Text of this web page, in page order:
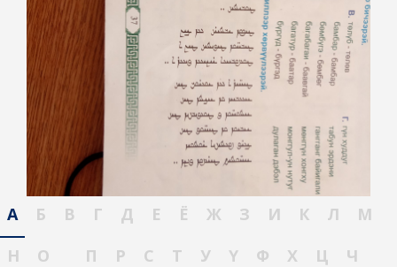
А Б В Г Д Е Ё Ж З И К Л
М
Н
О П Р С Т У Ү Ф Х Ц
Ч